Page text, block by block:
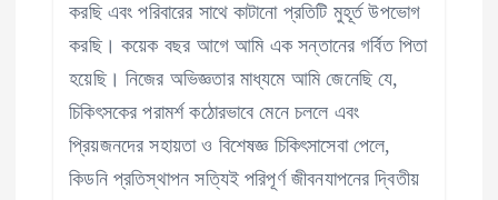
করছি এবং পরিবারের সাথে কাটানো প্রতিটি মুহূর্ত উপভোগ
করছি। কয়েক বছর আগে আমি এক সন্তানের গর্বিত পিতা
হয়েছি। নিজের অভিজ্ঞতার মাধ্যমে আমি জেনেছি যে,
চিকিৎসকের পরামর্শ কঠোরভাবে মেনে চললে এবং
প্রিয়জনদের সহায়তা ও বিশেষজ্ঞ চিকিৎসাসেবা পেলে,
কিডনি প্রতিস্থাপন সত্যিই পরিপূর্ণ জীবনযাপনের দ্বিতীয়